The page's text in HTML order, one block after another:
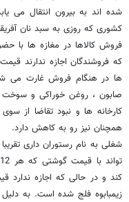
شده اند به بیرون انتقال می
کشوری که روزی به سبد نان
فروش کالاها در مغازه ها با
که فروشندگان اجازه ندارند قیمت
ها در هنگام فروش غارت می
صابون ، روغن خوراکی و سوخت
همچنان نیز رو به کاهش دارد.
شغلی به نام رستوران داری
کند و در حالی که اجازه
زیمبابوه فلج شده است. به